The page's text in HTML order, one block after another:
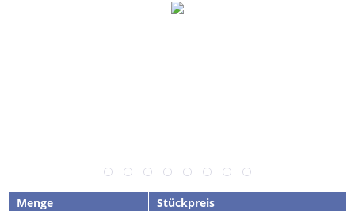
Menge
Stückpreis